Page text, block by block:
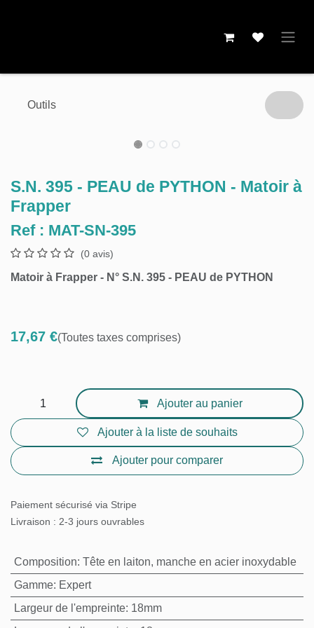
Outils
S.N. 395 - PEAU de PYTHON -
Matoir à Frapper
Ref : MAT-SN-395
(0 avis)
Matoir à Frapper - N° S.N. 395 - PEAU de PYTHON
17,67€(Toutes taxes comprises)
Ajouter au panier
Ajouter pour comparer
Ajouter à la liste de souhaits
Paiement sécurisé via Stripe
Livraison : 2-3 jours ouvrables
Composition:Tête en laiton, manche en acier
inoxydable
Gamme:Expert
Largeur de l'empreinte:18mm